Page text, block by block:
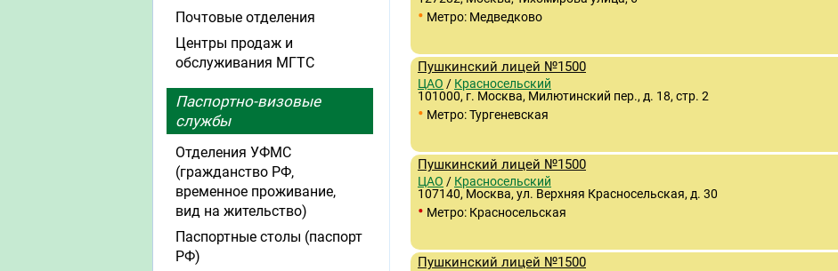
• Метро: Медведково
Пушкинский лицей №1500
ЦАО / Красносельский
101000, г. Москва, Милютинский пер., д. 18, стр. 2
• Метро: Тургеневская
Пушкинский лицей №1500
ЦАО / Красносельский
107140, Москва, ул. Верхняя Красносельская, д. 30
• Метро: Красносельская
Пушкинский лицей №1500
Почтовые отделения
Центры продаж и
обслуживания МГТС
Паспортно-визовые
службы
Отделения УФМС
(гражданство РФ,
временное проживание,
вид на жительство)
Паспортные столы (паспорт
РФ)